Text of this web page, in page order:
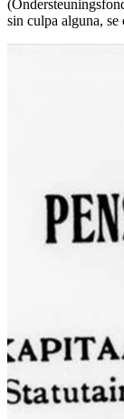
sin culpa alguna, se